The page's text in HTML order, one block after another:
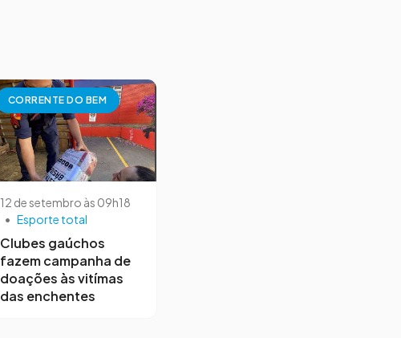
CORRENTE DO BEM
12 de setembro às 09h18
• Esporte total
Clubes gaúchos
fazem campanha de
doações às vitímas
das enchentes